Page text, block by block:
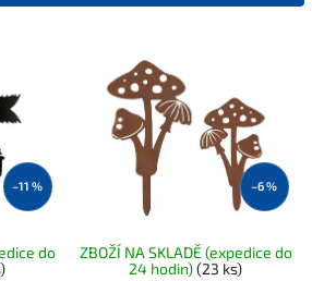
–11 %
do
–6 %
ZBOŽÍ NA SKLADĚ (expedice do
24 hodin)(23 ks)